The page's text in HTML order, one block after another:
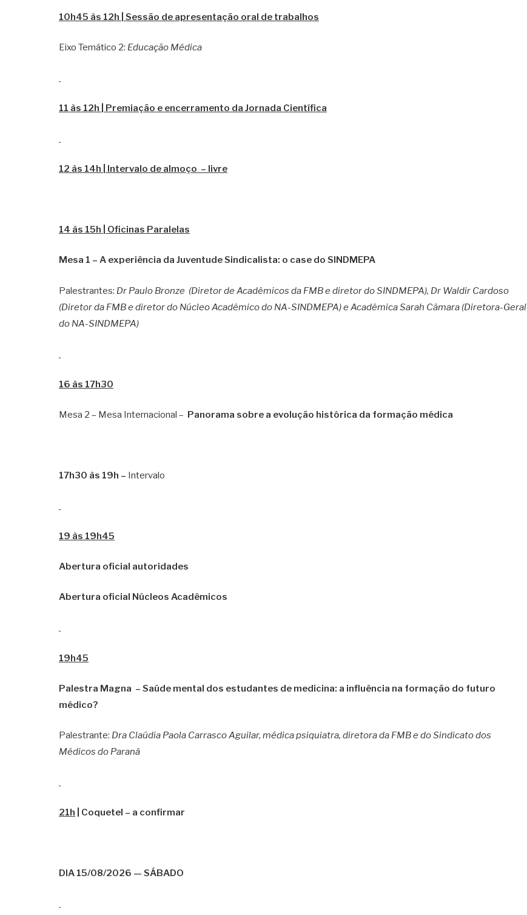
10h45 às 12h | Sessão de apresentação oral de trabalhos
Eixo Temático 2: Educação Médica
11 às 12h | Premiação e encerramento da Jornada Científica
12 às 14h | Intervalo de almoço – livre
14 às 15h | Oficinas Paralelas
Mesa 1 – A experiência da Juventude Sindicalista: o case do SINDMEPA
Palestrantes: Dr Paulo Bronze (Diretor de Acadêmicos da FMB e diretor do SINDMEPA), Dr Waldir Cardoso
(Diretor da FMB e diretor do Núcleo Acadêmico do NA-SINDMEPA) e Acadêmica Sarah Câmara (Diretora-Geral
do NA-SINDMEPA)
16 às 17h30
Mesa 2 – Mesa Internacional – Panorama sobre a evolução histórica da formação médica
17h30 às 19h – Intervalo
19 às 19h45
Abertura oficial autoridades
Abertura oficial Núcleos Acadêmicos
19h45
Palestra Magna – Saúde mental dos estudantes de medicina: a influência na formação do futuro
médico?
Palestrante: Dra Claúdia Paola Carrasco Aguilar, médica psiquiatra, diretora da FMB e do Sindicato dos
Médicos do Paraná
21h | Coquetel – a confirmar
DIA 15/08/2026 — SÁBADO